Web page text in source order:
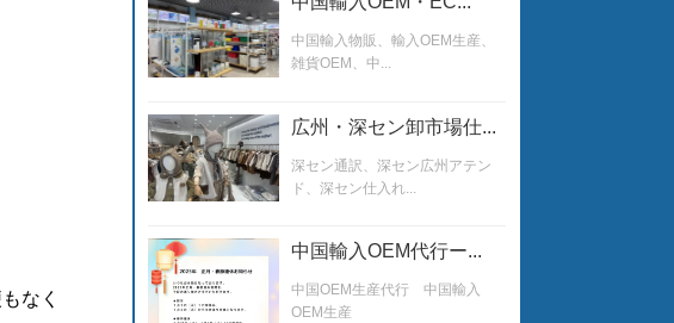
なく
中国輸入物販、輸入OEM生産、
雑貨OEM、中...
広州・深セン卸市場仕...
深セン通訳、深セン広州アテン
ド、深セン仕入れ...
中国輸入OEM代行ー...
中国OEM生産代行 中国輸入
OEM生産